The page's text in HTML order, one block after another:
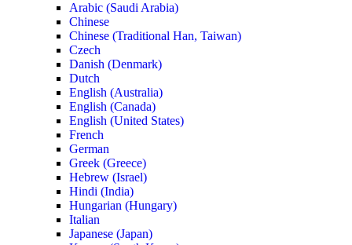
Arabic (Saudi Arabia)
Chinese
Chinese (Traditional Han, Taiwan)
Czech
Danish (Denmark)
Dutch
English (Australia)
English (Canada)
English (United States)
French
German
Greek (Greece)
Hebrew (Israel)
Hindi (India)
Hungarian (Hungary)
Italian
Japanese (Japan)